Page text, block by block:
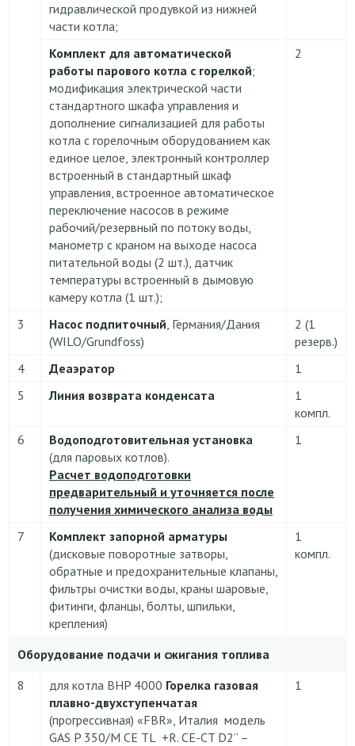
гидравлической продувкой из нижней
части котла;
Комплект для автоматической
работы парового котла с горелкой;
модификация электрической части
стандартного шкафа управления и
дополнение сигнализацией для работы
котла с горелочным оборудованием как
единое целое, электронный контроллер
встроенный в стандартный шкаф
управления, встроенное автоматическое
переключение насосов в режиме
рабочий/резервный по потоку воды,
манометр с краном на выходе насоса
питательной воды (2 шт.), датчик
температуры встроенный в дымовую
камеру котла (1 шт.);
2
3 Насос подпиточный , Германия/Дания
(WILO/Grundfoss)
2 (1
резерв.)
4
Деаэратор
1
5
Линия возврата конденсата
1
компл.
6
Водоподготовительная установка
(для паровых котлов).
Расчет водоподготовки
предварительный и уточняется после
получения химического анализа воды
1
7
Комплект запорной арматуры
(дисковые поворотные затворы,
обратные и предохранительные клапаны,
фильтры очистки воды, краны шаровые,
фитинги, фланцы, болты, шпильки,
крепления)
1
компл.
Оборудование подачи и сжигания топлива
8
для котла BHP 4000 Горелка газовая
плавно-двухступенчатая
(прогрессивная) «FBR», Италия модель
GAS P 350/М CE TL +R. CE-CT D2” –
1